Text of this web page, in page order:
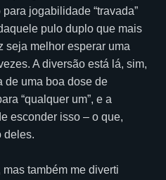
jogabilidade “travada”
pulo duplo que mais
seja melhor esperar uma
A diversão está lá, sim,
de uma boa dose de
“qualquer um”, e a
esconder isso – o que,
deles.
também me diverti